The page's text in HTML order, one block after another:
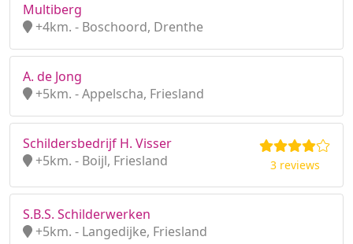
Multiberg
+4km. - Boschoord, Drenthe
A. de Jong
+5km. - Appelscha, Friesland
Schildersbedrijf H. Visser
+5km. - Boijl, Friesland
3 reviews
S.B.S. Schilderwerken
+5km. - Langedijke, Friesland